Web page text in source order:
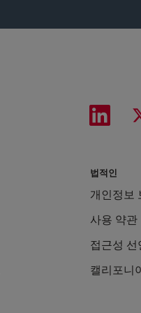
법적인
개인정보
사용 약관
접근성 선
캘리포니